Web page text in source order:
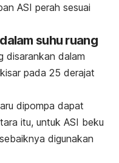
ASI perah sesuai
suhu ruang
disarankan dalam
pada 25 derajat
dipompa dapat
itu, untuk ASI beku
digunakan